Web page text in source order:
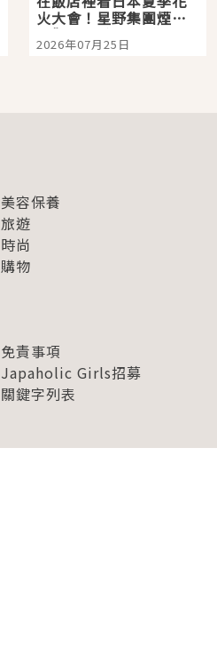
火大會！星野集團煙火
景觀飯店6選，讓你不用
人擠人悠閒欣賞
2026年07月25日
美容保養
旅遊
時尚
購物
免責事項
Japaholic Girls招募
關鍵字列表